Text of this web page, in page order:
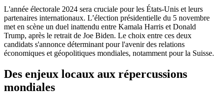
L'année électorale 2024 sera cruciale pour les États-Unis et leurs
partenaires internationaux. L’élection présidentielle du 5 novembre
met en scène un duel inattendu entre Kamala Harris et Donald
Trump, après le retrait de Joe Biden. Le choix entre ces deux
candidats s'annonce déterminant pour l'avenir des relations
économiques et géopolitiques mondiales, notamment pour la Suisse.
Des enjeux locaux aux répercussions
mondiales